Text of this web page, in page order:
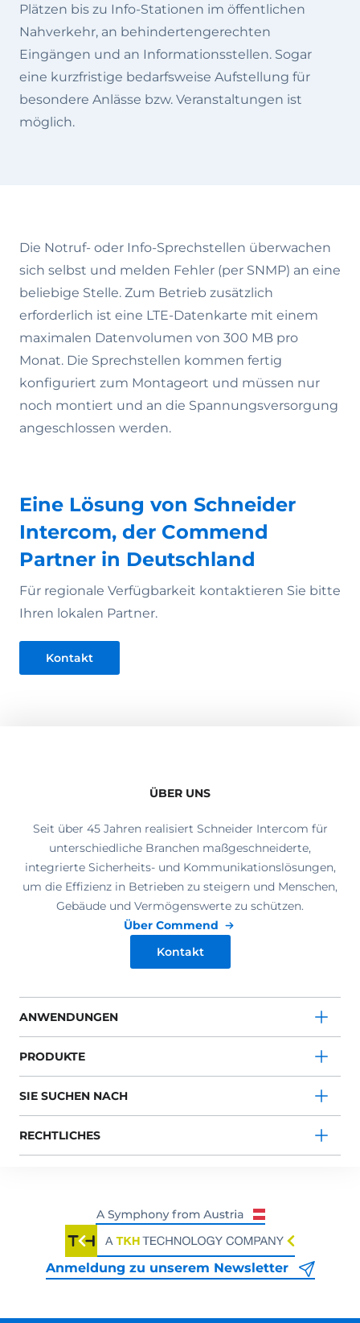
Plätzen bis zu Info-Stationen im öffentlichen
Nahverkehr, an behindertengerechten
Eingängen und an Informationsstellen. Sogar
eine kurzfristige bedarfsweise Aufstellung für
besondere Anlässe bzw. Veranstaltungen ist
möglich.
Die Notruf- oder Info-Sprechstellen überwachen
sich selbst und melden Fehler (per SNMP) an eine
beliebige Stelle. Zum Betrieb zusätzlich
erforderlich ist eine LTE-Datenkarte mit einem
maximalen Datenvolumen von 300 MB pro
Monat. Die Sprechstellen kommen fertig
konfiguriert zum Montageort und müssen nur
noch montiert und an die Spannungsversorgung
angeschlossen werden.
Eine Lösung von Schneider
Intercom, der Commend
Partner in Deutschland
Für regionale Verfügbarkeit kontaktieren Sie bitte
Ihren lokalen Partner.
Kontakt
ÜBER UNS
Seit über 45 Jahren realisiert Schneider Intercom für
unterschiedliche Branchen maßgeschneiderte,
integrierte Sicherheits- und Kommunikationslösungen,
um die Effizienz in Betrieben zu steigern und Menschen,
Gebäude und Vermögenswerte zu schützen.
Über Commend
Kontakt
ANWENDUNGEN
PRODUKTE
SIE SUCHEN NACH
RECHTLICHES
Anmeldung zu unserem Newsletter